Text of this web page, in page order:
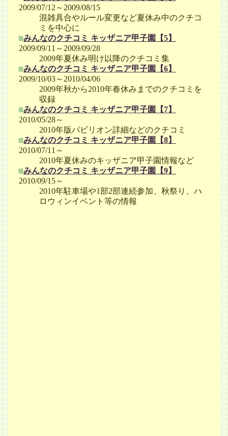
2009/07/12～2009/08/15
混雑具合やルール変更など夏休み中のクチコ
ミを中心に
みんなのクチコミ キッザニア甲子園【5】
2009/09/11～2009/09/28
2009年夏休み明け以降のクチコミ集
みんなのクチコミ キッザニア甲子園【6】
2009/10/03～2010/04/06
2009年秋から2010年春休みまでのクチコミを
収録
みんなのクチコミ キッザニア甲子園【7】
2010/05/28～
2010年版パビリオン詳細などのクチコミ
みんなのクチコミ キッザニア甲子園【8】
2010/07/11～
2010年夏休みのキッザニア甲子園情報など
みんなのクチコミ キッザニア甲子園【9】
2010/09/15～
2010年駐車場や1部2部連続参加、秋祭り、ハ
ロウィンイベント等の情報